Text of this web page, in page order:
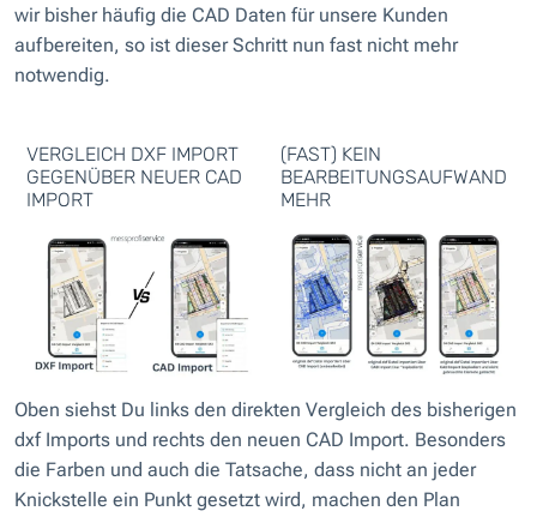
wir bisher häufig die CAD Daten für unsere Kunden
aufbereiten, so ist dieser Schritt nun fast nicht mehr
notwendig.
VERGLEICH DXF IMPORT
GEGENÜBER NEUER CAD
IMPORT
(FAST) KEIN
BEARBEITUNGSAUFWAND
MEHR
Oben siehst Du links den direkten Vergleich des bisherigen
dxf Imports und rechts den neuen CAD Import. Besonders
die Farben und auch die Tatsache, dass nicht an jeder
Knickstelle ein Punkt gesetzt wird, machen den Plan